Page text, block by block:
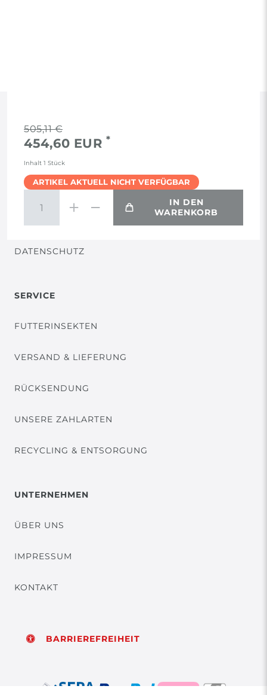
505,11 €
454,60 EUR *
Inhalt 1 Stück
ARTIKEL AKTUELL NICHT VERFÜGBAR
IN DEN
WARENKORB
RECHTLICHES
AGB
WIDERRUF
DATENSCHUTZ
SERVICE
FUTTERINSEKTEN
VERSAND & LIEFERUNG
RÜCKSENDUNG
UNSERE ZAHLARTEN
RECYCLING & ENTSORGUNG
UNTERNEHMEN
ÜBER UNS
IMPRESSUM
KONTAKT
BARRIEREFREIHEIT